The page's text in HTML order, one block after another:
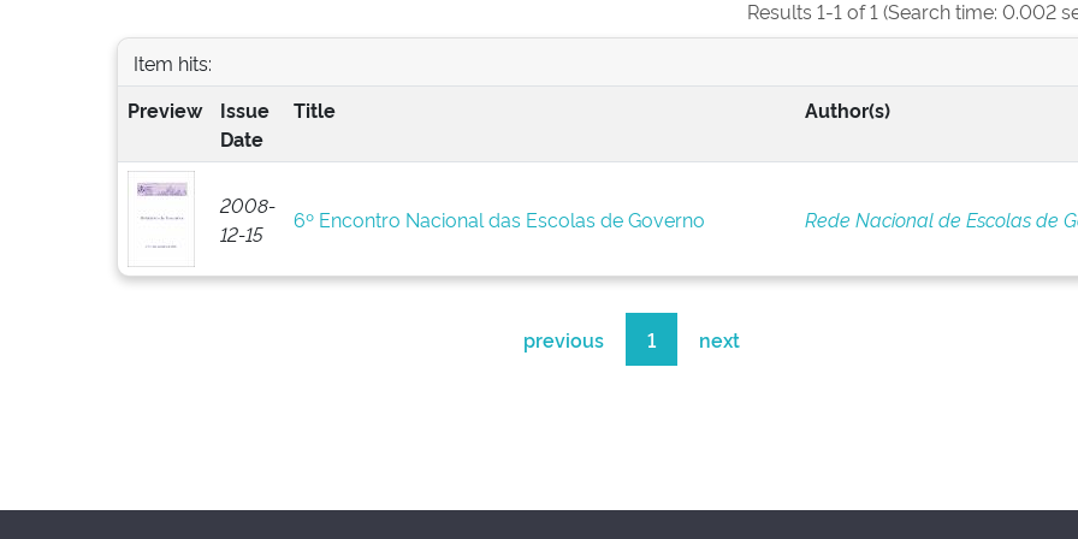
Results 1-1 of 1 (Search time: 0.002
Item hits:
Preview
Issue
Date
Title Author(s)
2008-
12-15
6º Encontro Nacional das Escolas de Governo Rede Nacional de Escolas de
previous 1 next